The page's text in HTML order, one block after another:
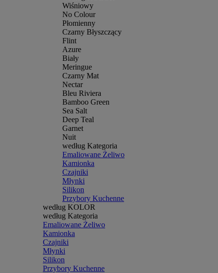
Wiśniowy
No Colour
Płomienny
Czarny Błyszczący
Flint
Azure
Biały
Meringue
Czarny Mat
Nectar
Bleu Riviera
Bamboo Green
Sea Salt
Deep Teal
Garnet
Nuit
według Kategoria
Emaliowane Żeliwo
Kamionka
Czajniki
Młynki
Silikon
Przybory Kuchenne
według KOLOR
według Kategoria
Emaliowane Żeliwo
Kamionka
Czajniki
Młynki
Silikon
Przybory Kuchenne